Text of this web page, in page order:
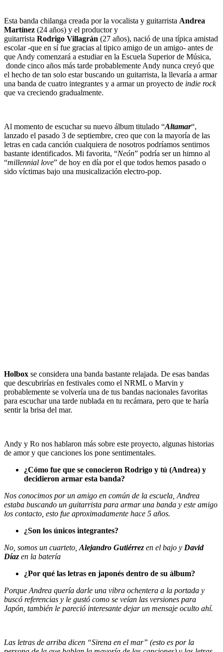
Esta banda chilanga creada por la vocalista y guitarrista Andrea
Martínez (24 años) y el productor y
guitarrista Rodrigo Villagrán (27 años), nació de una típica amistad
escolar -que en sí fue gracias al tipico amigo de un amigo- antes de
que Andy comenzará a estudiar en la Escuela Superior de Música,
donde cinco años más tarde probablemente Andy nunca creyó que
el hecho de tan solo estar buscando un guitarrista, la llevaría a armar
una banda de cuatro integrantes y a armar un proyecto de indie rock
que va creciendo gradualmente.
Al momento de escuchar su nuevo álbum titulado “Altamar“,
lanzado el pasado 3 de septiembre, creo que con la mayoría de las
letras en cada canción cualquiera de nosotros podríamos sentirnos
bastante identificados. Mi favorita, “Neón” podría ser un himno al
“millennial love” de hoy en día por el que todos hemos pasado o
sido víctimas bajo una musicalización electro-pop.
Holbox se considera una banda bastante relajada. De esas bandas
que descubrirías en festivales como el NRML o Marvin y
probablemente se volvería una de tus bandas nacionales favoritas
para escuchar una tarde nublada en tu recámara, pero que te haría
sentir la brisa del mar.
Andy y Ro nos hablaron más sobre este proyecto, algunas historias
de amor y que canciones los pone sentimentales.
¿Cómo fue que se conocieron Rodrigo y tú (Andrea) y
decidieron armar esta banda?
Nos conocimos por un amigo en común de la escuela, Andrea
estaba buscando un guitarrista para armar una banda y este amigo
los contacto, esto fue aproximadamente hace 5 años.
¿Son los únicos integrantes?
No, somos un cuarteto, Alejandro Gutiérrez en el bajo y David
Díaz en la batería
¿Por qué las letras en japonés dentro de su álbum?
Porque Andrea quería darle una vibra ochentera a la portada y
buscó referencias y le gustó como se veían las versiones para
Japón, también le pareció interesante dejar un mensaje oculto ahí.
Las letras de arriba dicen “Sirena en el mar” (esto es por la